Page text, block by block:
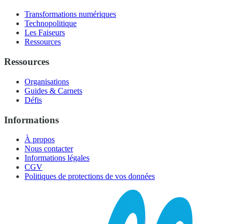
Transformations numériques
Technopolitique
Les Faiseurs
Ressources
Ressources
Organisations
Guides & Carnets
Défis
Informations
À propos
Nous contacter
Informations légales
CGV
Politiques de protections de vos données